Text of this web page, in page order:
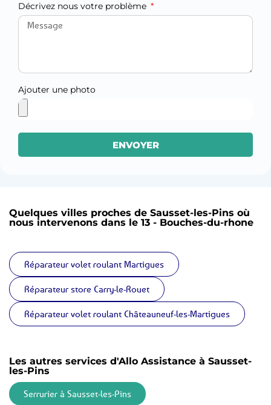
Décrivez nous votre problème
Ajouter une photo
ENVOYER
Quelques villes proches de Sausset-les-Pins où
nous intervenons dans le 13 - Bouches-du-rhone
Réparateur volet roulant Martigues
Réparateur store Carry-le-Rouet
Réparateur volet roulant Châteauneuf-les-Martigues
Les autres services d'Allo Assistance à Sausset-
les-Pins
Serrurier à Sausset-les-Pins